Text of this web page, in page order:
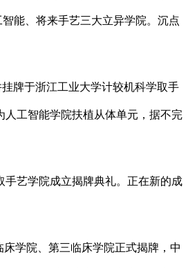
能、将来手艺三大立异学院。沉点
牌于浙江工业大学计较机科学取手
工智能学院扶植从体单元，据不完
艺学院成立揭牌典礼。正在新的成
学院、第三临床学院正式揭牌，中